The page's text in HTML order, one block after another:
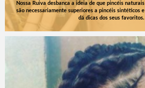
Nossa Ruiva desbanca a ideia de que pincéis naturais
são necessariamente superiores a pincéis sintéticos e
dá dicas dos seus favoritos.